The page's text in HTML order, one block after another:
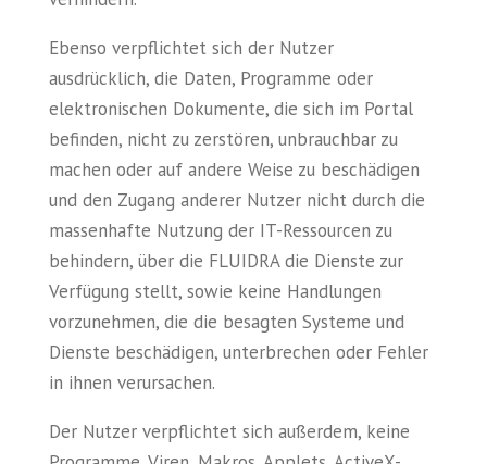
Ebenso verpflichtet sich der Nutzer
ausdrücklich, die Daten, Programme oder
elektronischen Dokumente, die sich im Portal
befinden, nicht zu zerstören, unbrauchbar zu
machen oder auf andere Weise zu beschädigen
und den Zugang anderer Nutzer nicht durch die
massenhafte Nutzung der IT-Ressourcen zu
behindern, über die FLUIDRA die Dienste zur
Verfügung stellt, sowie keine Handlungen
vorzunehmen, die die besagten Systeme und
Dienste beschädigen, unterbrechen oder Fehler
in ihnen verursachen.
Der Nutzer verpflichtet sich außerdem, keine